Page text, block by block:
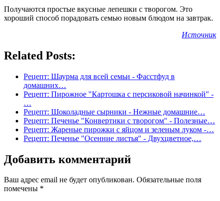
Получаются простые вкусные лепешки с творогом. Это
хороший способ порадовать семью новым блюдом на завтрак.
Источник
Related Posts:
Рецепт: Шаурма для всей семьи - Фасстфуд в
домашних…
Рецепт: Пирожное "Картошка с персиковой начинкой" -
…
Рецепт: Шоколадные сырники - Нежные домашние…
Рецепт: Печенье "Конвертики с творогом" - Полезные…
Рецепт: Жареные пирожки с яйцом и зеленым луком -…
Рецепт: Печенье "Осенние листья" - Двухцветное,…
Добавить комментарий
Ваш адрес email не будет опубликован. Обязательные поля
помечены *